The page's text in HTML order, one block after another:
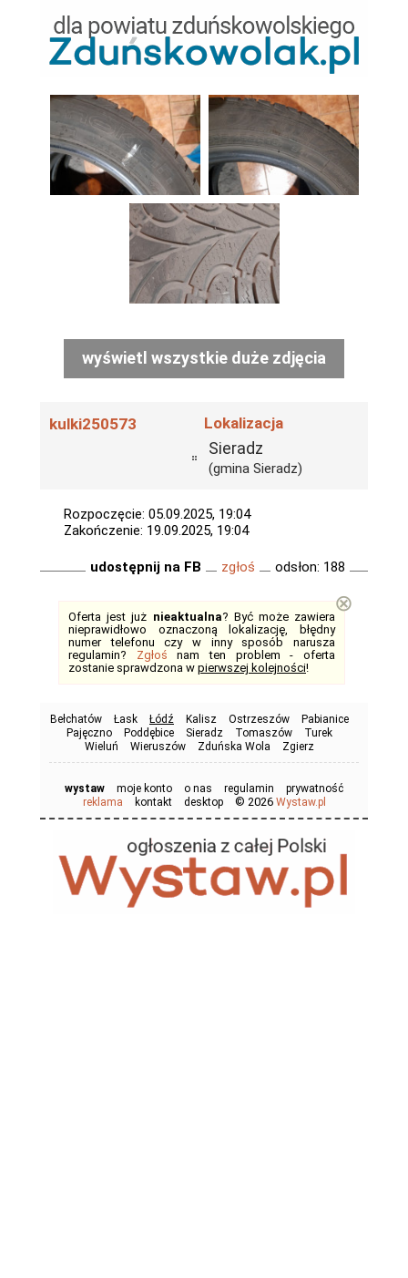
wyświetl wszystkie duże zdjęcia
kulki250573 Lokalizacja
Sieradz
(gmina Sieradz)
Rozpoczęcie: 05.09.2025, 19:04
Zakończenie: 19.09.2025, 19:04
udostępnij na FB zgłoś odsłon: 188
Oferta jest już nieaktualna? Być może zawiera
nieprawidłowo oznaczoną lokalizację, błędny
numer telefonu czy w inny sposób narusza
regulamin? Zgłoś nam ten problem - oferta
zostanie sprawdzona w pierwszej kolejności!
⊗
Bełchatów Łask Łódź Kalisz Ostrzeszów
Pabianice
Pajęczno
Poddębice Sieradz Tomaszów
Turek
Wieluń
Wieruszów Zduńska Wola Zgierz
wystaw moje konto o nas regulamin
prywatność
reklama
kontakt desktop © 2026 Wystaw.pl